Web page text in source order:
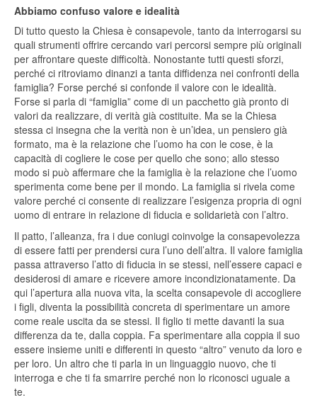
Abbiamo confuso valore e idealità
Di tutto questo la Chiesa è consapevole, tanto da interrogarsi su
quali strumenti offrire cercando vari percorsi sempre più originali
per affrontare queste difficoltà. Nonostante tutti questi sforzi,
perché ci ritroviamo dinanzi a tanta diffidenza nei confronti della
famiglia? Forse perché si confonde il valore con le idealità.
Forse si parla di “famiglia” come di un pacchetto già pronto di
valori da realizzare, di verità già costituite. Ma se la Chiesa
stessa ci insegna che la verità non è un’idea, un pensiero già
formato, ma è la relazione che l’uomo ha con le cose, è la
capacità di cogliere le cose per quello che sono; allo stesso
modo si può affermare che la famiglia è la relazione che l’uomo
sperimenta come bene per il mondo. La famiglia si rivela come
valore perché ci consente di realizzare l’esigenza propria di ogni
uomo di entrare in relazione di fiducia e solidarietà con l’altro.
Il patto, l’alleanza, fra i due coniugi coinvolge la consapevolezza
di essere fatti per prendersi cura l’uno dell’altra. Il valore famiglia
passa attraverso l’atto di fiducia in se stessi, nell’essere capaci e
desiderosi di amare e ricevere amore incondizionatamente. Da
qui l’apertura alla nuova vita, la scelta consapevole di accogliere
i figli, diventa la possibilità concreta di sperimentare un amore
come reale uscita da se stessi. Il figlio ti mette davanti la sua
differenza da te, dalla coppia. Fa sperimentare alla coppia il suo
essere insieme uniti e differenti in questo “altro” venuto da loro e
per loro. Un altro che ti parla in un linguaggio nuovo, che ti
interroga e che ti fa smarrire perché non lo riconosci uguale a
te.